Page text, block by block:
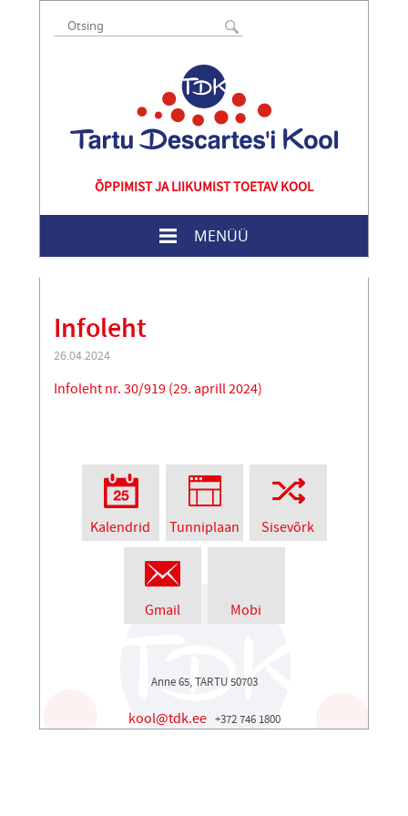
ÕPPIMIST JA LIIKUMIST TOETAV KOOL
MENÜÜ
Infoleht
26.04.2024
Infoleht nr. 30/919 (29. aprill 2024)
Kalendrid Tunniplaan Sisevõrk
Gmail Mobi
Anne 65, TARTU 50703
kool@tdk.ee +372 746 1800